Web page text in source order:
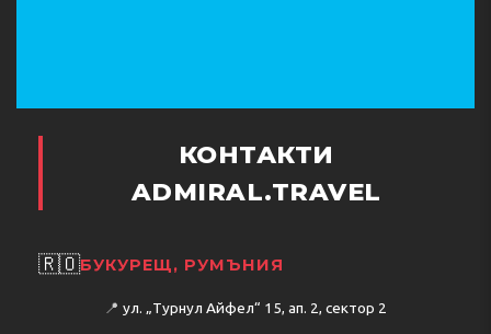
КОНТАКТИ
ADMIRAL.TRAVEL
🇷🇴БУКУРЕЩ, РУМЪНИЯ
📍 ул. „Турнул Айфел“ 15, ап. 2, сектор 2